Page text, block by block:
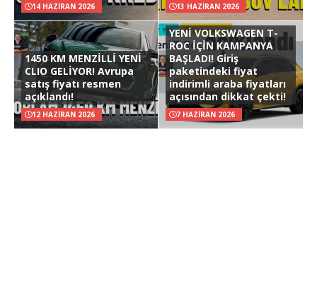
14 HAZIRAN 2026 13 HAZIRAN 2026
1450 KM MENZİLLİ YENİ
CLIO GELİYOR! Avrupa
satış fiyatı resmen
açıklandı!
12 HAZIRAN 2026
YENİ VOLKSWAGEN T-
ROC İÇİN KAMPANYA
BAŞLADI! Giriş
paketindeki fiyat
indirimli araba fiyatları
açısından dikkat çekti!
7 HAZIRAN 2026